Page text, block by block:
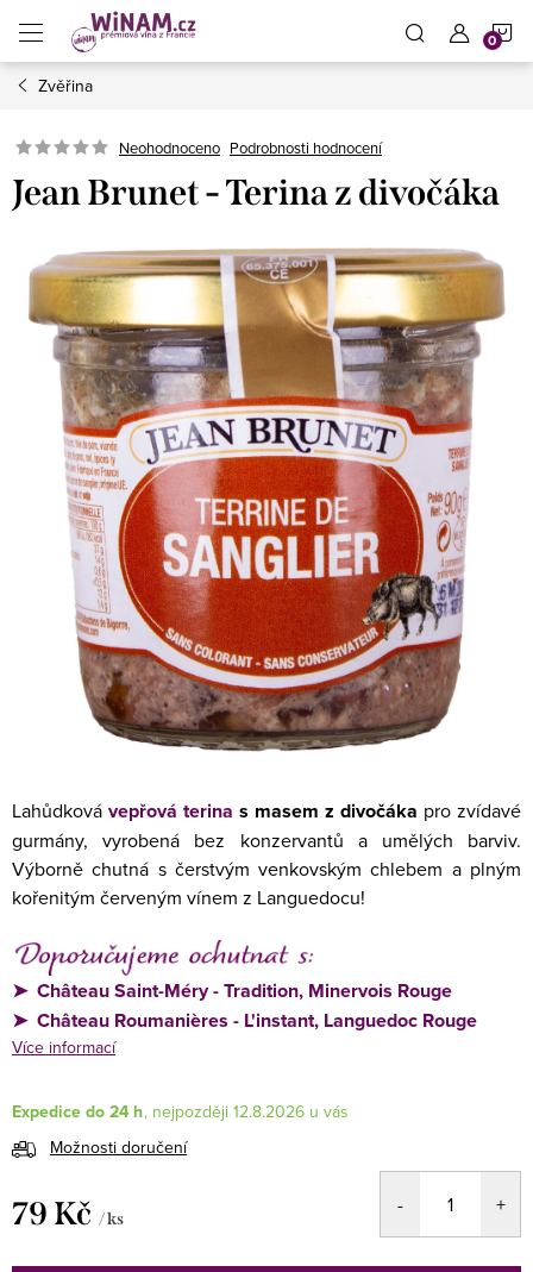
obsah
Zvěřina
Neohodnoceno Podrobnosti hodnocení
Jean Brunet - Terina z divočáka
Lahůdková vepřová terina s masem z divočáka pro zvídavé
gurmány, vyrobená bez konzervantů a umělých barviv.
Výborně chutná s čerstvým venkovským chlebem a plným
kořenitým červeným vínem z Languedocu!
➤ Château Saint-Méry - Tradition, Minervois Rouge
➤ Château Roumanières - L'instant, Languedoc Rouge
Více informací
Expedice do 24 h
12.8.2026
Možnosti doručení
79 Kč / ks